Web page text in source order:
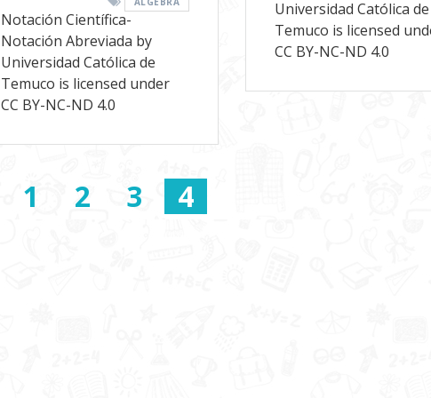
Notación Científica-
Notación Abreviada by
Universidad Católica de
Temuco is licensed under
CC BY-NC-ND 4.0
Universidad Católica de
Temuco is licensed
CC BY-NC-ND 4.0
Página
1 Página
2 Página
3 Página
4